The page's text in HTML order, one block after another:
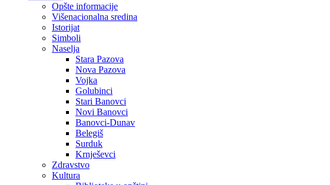
Opšte informacije
Višenacionalna sredina
Istorijat
Simboli
Naselja
Stara Pazova
Nova Pazova
Vojka
Golubinci
Stari Banovci
Novi Banovci
Banovci-Dunav
Belegiš
Surduk
Krnješevci
Zdravstvo
Kultura